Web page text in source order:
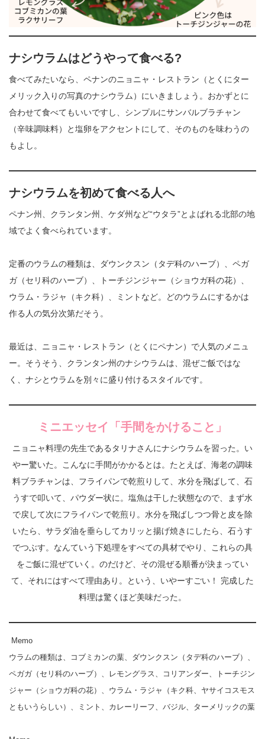
ナシウラムはどうやって食べる?
食べてみたいなら、ペナンのニョニャ・レストラン（とくにター
メリック入りの写真のナシウラム）にいきましょう。おかずとに
合わせて食べてもいいですし、シンプルにサンバルブラチャン
（辛味調味料）と塩卵をアクセントにして、そのものを味わうの
もよし。
ナシウラムを初めて食べる人へ
ペナン州、クランタン州、ケダ州など“ウタラ”とよばれる北部の地
域でよく食べられています。
定番のウラムの種類は、ダウンクスン（タデ科のハーブ）、ペガ
ガ（セリ科のハーブ）、トーチジンジャー（ショウガ科の花）、
ウラム・ラジャ（キク科）、ミントなど。どのウラムにするかは
作る人の気分次第だそう。
最近は、ニョニャ・レストラン（とくにペナン）で人気のメニュ
ー。そうそう、クランタン州のナシウラムは、混ぜご飯ではな
く、ナシとウラムを別々に盛り付けるスタイルです。
ミニエッセイ「手間をかけること」
ニョニャ料理の先生であるタリナさんにナシウラムを習った。い
やー驚いた。こんなに手間がかかるとは。たとえば、海老の調味
料ブラチャンは、フライパンで乾煎りして、水分を飛ばして、石
うすで叩いて、パウダー状に。塩魚は干した状態なので、まず水
で戻して次にフライパンで乾煎り。水分を飛ばしつつ骨と皮を除
いたら、サラダ油を垂らしてカリッと揚げ焼きにしたら、石うす
でつぶす。なんていう下処理をすべての具材でやり、これらの具
をご飯に混ぜていく。のだけど、その混ぜる順番が決まってい
て、それにはすべて理由あり。という、いやーすごい！ 完成した
料理は驚くほど美味だった。
Memo
ウラムの種類は、コブミカンの葉、ダウンクスン（タデ科のハーブ）、
ペガガ（セリ科のハーブ）、レモングラス、コリアンダー、トーチジン
ジャー（ショウガ科の花）、ウラム・ラジャ（キク科、ヤサイコスモス
ともいうらしい）、ミント、カレーリーフ、バジル、ターメリックの葉